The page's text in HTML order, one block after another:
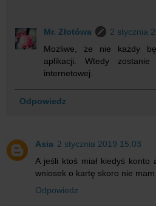
Mr. Złotówa
2 stycznia
Możliwe, że nie każdy
aplikacji. Wtedy
internetowej.
Odpowiedz
Asia 2 stycznia 2019 15:03
A jeśli ktoś miał kiedyś
wniosek o kartę skoro nie
Odpowiedz